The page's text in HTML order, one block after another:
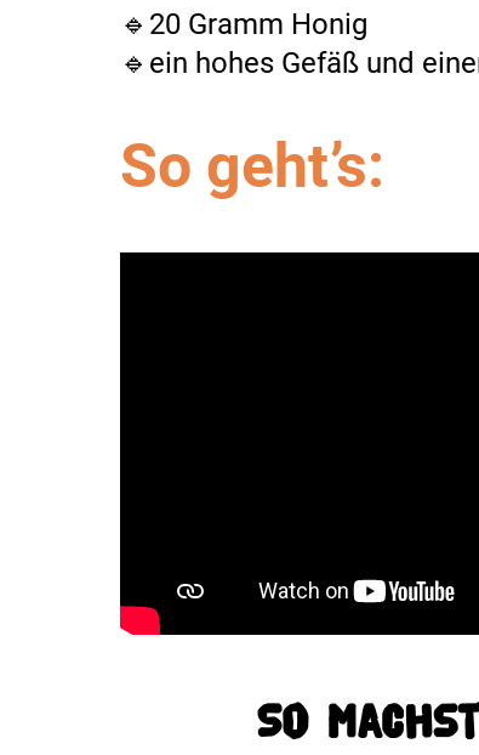
🔹20 Gramm Honig
🔹ein hohes Gefäß und
So geht’s:
So